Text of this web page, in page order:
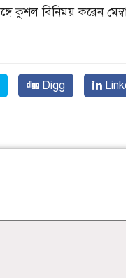
কুশল বিনিময় করেন
Digg